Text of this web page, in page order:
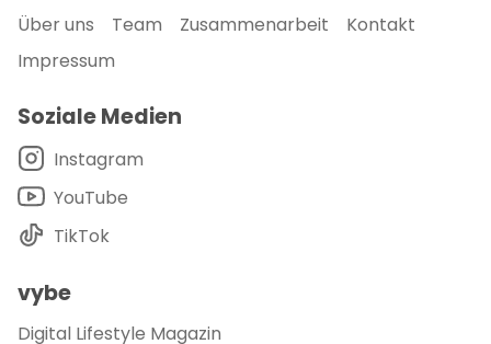
Über uns Team Zusammenarbeit
Kontakt
Impressum
Soziale Medien
Instagram
YouTube
TikTok
vybe
Digital Lifestyle Magazin